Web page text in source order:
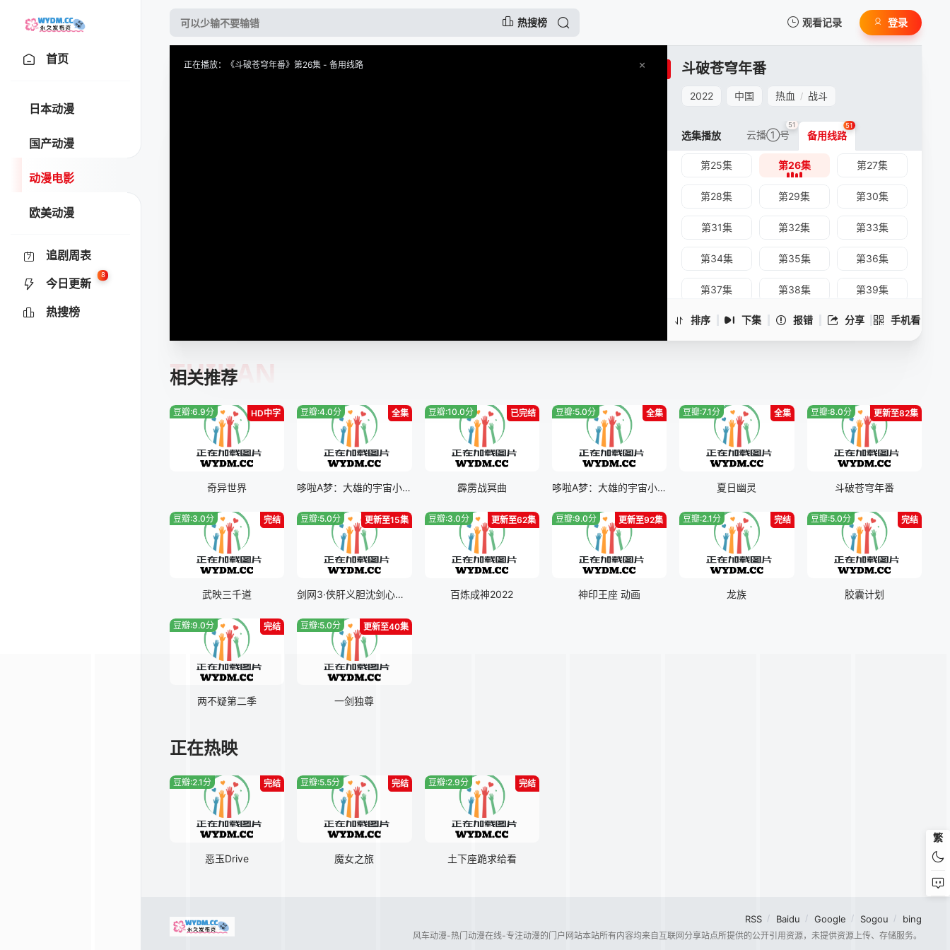
热搜榜 观看记录
我的观影记录
暂无观看影片的记录
登录
首页
日本动漫
国产动漫
动漫电影
欧美动漫
追剧周表
今日更新
8
热搜榜
正在播放：《斗破苍穹年番》第26集 - 备用线路 斗破苍穹年番
2022 中国 热血 / 战斗
排序 下集 报错 分享 手机看
手机扫一扫继续看
选集播放 云播①号
51
备用线路
51
第12集
第15集
第16集
第19集 第20集
第22集 第23集
第25集 第26集 第27集
第28集 第29集 第30集
第31集 第32集 第33集
第34集 第35集 第36集
第37集 第38集 第39集
第40集 第41集 第42集
第49集 第50集 第51集
相关推荐
TUIJIAN
HD中字
豆瓣:6.9分
奇异世界
全集
豆瓣:4.0分
哆啦A梦：大雄的宇宙小战争二0二一
已完结
豆瓣:10.0分
霹雳战冥曲
全集
豆瓣:5.0分
哆啦A梦：大雄的宇宙小战争2021
全集
豆瓣:7.1分
夏日幽灵
更新至82集
豆瓣:8.0分
斗破苍穹年番
完结
豆瓣:3.0分
武映三千道
更新至15集
豆瓣:5.0分
剑网3·侠肝义胆沈剑心第三季
更新至62集
豆瓣:3.0分
百炼成神2022
更新至92集
豆瓣:9.0分
神印王座 动画
完结
豆瓣:2.1分
龙族
完结
豆瓣:5.0分
胶囊计划
完结
豆瓣:9.0分
两不疑第二季
更新至40集
豆瓣:5.0分
一剑独尊
正在热映
完结
豆瓣:2.1分
恶玉Drive
完结
豆瓣:5.5分
魔女之旅
完结
豆瓣:2.9分
土下座跪求给看
繁
RSS Baidu Google Sogou bing
风车动漫-热门动漫在线-专注动漫的门户网站本站所有内容均来自互联网分享站点所提供的公开引用资源，未提供资源上传、存储服务。